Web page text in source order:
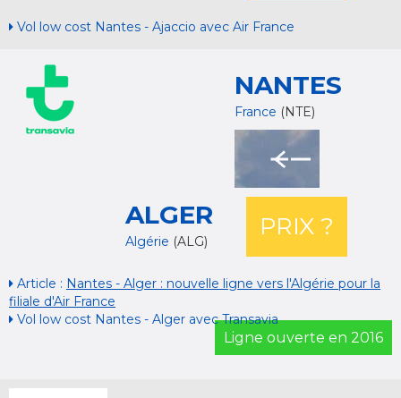
Vol low cost Nantes - Ajaccio avec Air France
NANTES
France (NTE)
ALGER
Algérie (ALG)
PRIX ?
Article : Nantes - Alger : nouvelle ligne vers l'Algérie pour la
filiale d'Air France
Vol low cost Nantes - Alger avec Transavia
Ligne ouverte en 2016